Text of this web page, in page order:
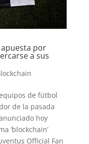
por
a sus
de fútbol
de la pasada
hoy
‘blockchain’
Official Fan